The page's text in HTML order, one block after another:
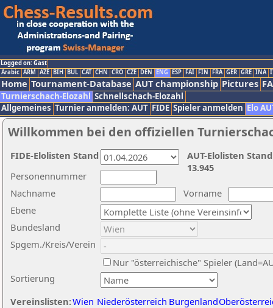
Logged on: Gast
Arabic ARM AZE BIH BUL CAT CHN CRO CZE DEN ENG ESP FAI FIN FRA GER GRE INA
Home Tournament-Database AUT championship Pictures
Turnierschach-Elozahl Schnellschach-Elozahl
Allgemeines Turnier anmelden: AUT FIDE Spieler anmelden Elo
Willkommen bei den offiziellen
Nachname
Vorname
Ebene
Sortierung
Personennummer
Bundesland
Spgem./Kreis/Verein
Nur "österreichische" Spieler
Vereinslisten:Wien Niederösterreich Burgenland
AUT-Elolisten
13.945
FIDE-Elolisten Stand